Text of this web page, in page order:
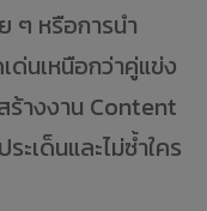
ๆ หรือการนำ
ด่นเหนือกว่าคู่แข่ง
ร้างงาน Content
ะเด็นและไม่ซ้ำใคร